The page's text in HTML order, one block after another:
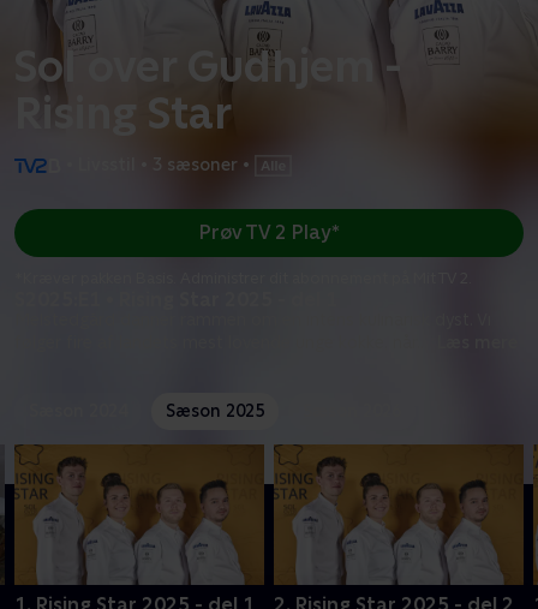
Sol over Gudhjem -
Rising Star
3 sæsoner •
Prøv TV 2 Play*
Sæson 2025
1. Rising Star 2025 - del 1 2. Rising Star 2025 - del 2